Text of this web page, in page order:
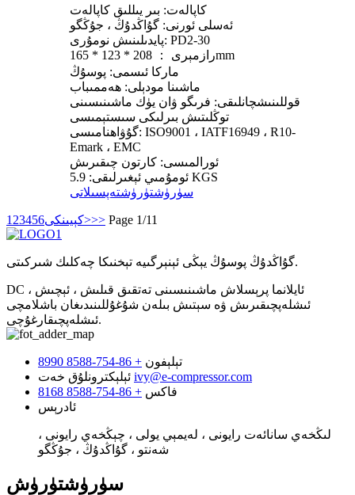
كاپالەت: بىر يىللىق كاپالەت
ئەسلى ئورنى: گۇاڭدۇڭ ، جۇڭگو
پايدىلىنىش نومۇرى: PD2-30
رازمېرى ： 208 * 123 * 165mm
ماركا ئىسمى: پوسۇڭ
ماشىنا مودېلى: ھەممىباب
قوللىنىشچانلىقى: فرىگو ۋان يۈك ماشىنىسىنى
توڭلىتىش بىرلىكى سىستېمىسى
گۇۋاھنامىسى: ISO9001 ، IATF16949 ، R10-
Emark ، EMC
ئورالمىسى: كارتون چىقىرىش
ئومۇمىي ئېغىرلىقى: 5.9 KGS
سۈرۈشتۈرۈشتەپسىلاتى
1 23456 كېيىنكى>>> Page 1/11
گۇاڭدۇڭ پوسۇڭ يېڭى ئېنېرگىيە تېخنىكا چەكلىك شىركىتى.
DC ئايلانما پرېسلاش ماشىنىسىنى تەتقىق قىلىش ، ئېچىش ،
ئىشلەپچىقىرىش ۋە سېتىش بىلەن شۇغۇللىنىدىغان باشلامچى
ئىشلەپچىقارغۇچى.
تېلېفون + 86-754-8588 8990
ئېلېكترونلۇق خەت ivy@e-compressor.com
فاكس + 86-754-8588 8168
ئادرېس
لىڭخەي سانائەت رايونى ، لەيمېي يولى ، چېڭخەي رايونى ،
شەنتو ، گۇاڭدۇڭ ، جۇڭگو
سۈرۈشتۈرۈش